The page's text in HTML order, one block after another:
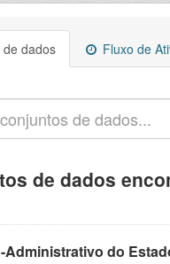
dados Fluxo de
de dados
Administrativo do